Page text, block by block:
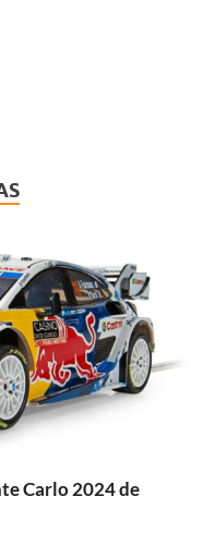
Carlo 2024 de